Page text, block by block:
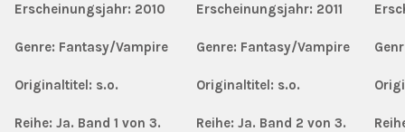
Erscheinungsjahr: 2010 Erscheinungsjahr: 2011
Genre: Fantasy/Vampire Genre: Fantasy/Vampire
Originaltitel: s.o. Originaltitel: s.o.
Reihe: Ja. Band 1 von 3. Reihe: Ja. Band 2 von 3.